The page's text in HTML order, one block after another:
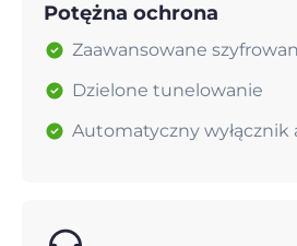
Potężna ochrona
Zaawansowane
Dzielone tunelowanie
Automatyczny wyłącznik